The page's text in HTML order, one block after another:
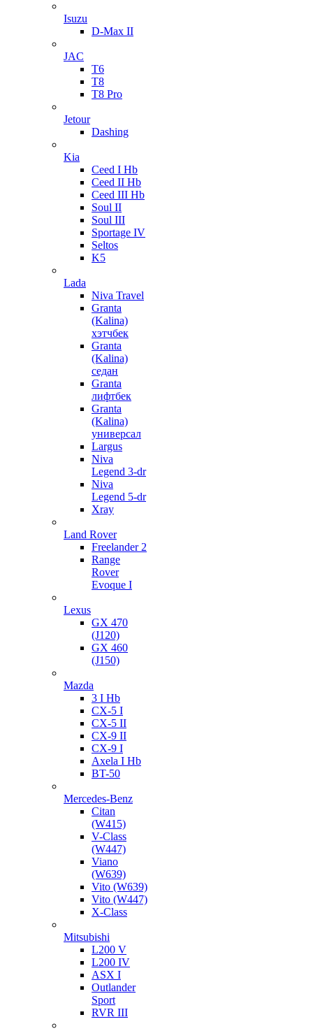
Isuzu
D-Max II
JAC
T6
T8
T8 Pro
Jetour
Dashing
Kia
Ceed I Hb
Ceed II Hb
Ceed III Hb
Soul II
Soul III
Sportage IV
Seltos
K5
Lada
Niva Travel
Granta
(Kalina)
хэтчбек
Granta
(Kalina)
седан
Granta
лифтбек
Granta
(Kalina)
универсал
Largus
Niva
Legend 3-dr
Niva
Legend 5-dr
Xray
Land Rover
Freelander 2
Range
Rover
Evoque I
Lexus
GX 470
(J120)
GX 460
(J150)
Mazda
3 I Hb
CX-5 I
CX-5 II
CX-9 II
CX-9 I
Axela I Hb
BT-50
Mercedes-Benz
Citan
(W415)
V-Class
(W447)
Viano
(W639)
Vito (W639)
Vito (W447)
X-Class
Mitsubishi
L200 V
L200 IV
ASX I
Outlander
Sport
RVR III